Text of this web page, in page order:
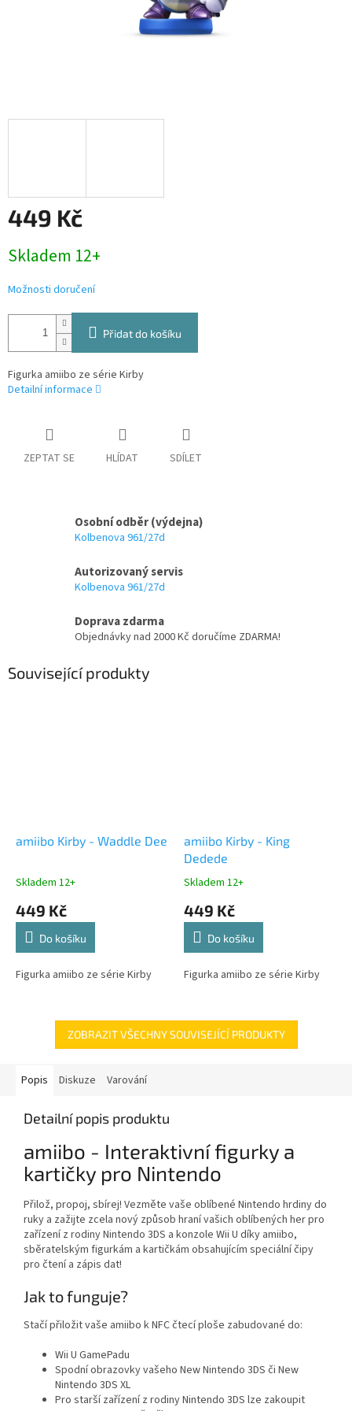
449 Kč
cena:
Skladem 12+
Možnosti doručení
Přidat do košíku
Figurka amiibo ze série Kirby
Detailní informace
ZEPTAT SE HLÍDAT SDÍLET
Osobní odběr (výdejna)
Kolbenova 961/27d
Autorizovaný servis
Kolbenova 961/27d
Doprava zdarma
Objednávky nad 2000 Kč doručíme ZDARMA!
Související produkty
amiibo Kirby - Waddle Dee
Skladem 12+
449 Kč
Do košíku
Figurka amiibo ze série Kirby
amiibo Kirby - King
Dedede
Skladem 12+
449 Kč
Do košíku
Figurka amiibo ze série Kirby
ZOBRAZIT VŠECHNY SOUVISEJÍCÍ PRODUKTY
Popis Diskuze Varování
Detailní popis produktu
amiibo - Interaktivní figurky a
kartičky pro Nintendo
Přilož, propoj, sbírej! Vezměte vaše oblíbené Nintendo hrdiny do
ruky a zažijte zcela nový způsob hraní vašich oblíbených her pro
zařízení z rodiny Nintendo 3DS a konzole Wii U díky amiibo,
sběratelským figurkám a kartičkám obsahujícím speciální čipy
pro čtení a zápis dat!
Jak to funguje?
Stačí přiložit vaše amiibo k NFC čtecí ploše zabudované do:
Wii U GamePadu
Spodní obrazovky vašeho New Nintendo 3DS či New
Nintendo 3DS XL
Pro starší zařízení z rodiny Nintendo 3DS lze zakoupit